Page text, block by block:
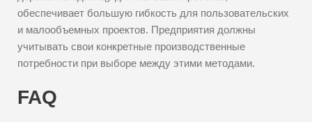
обеспечивает большую гибкость для пользовательских
и малообъемных проектов. Предприятия должны
учитывать свои конкретные производственные
потребности при выборе между этими методами.
FAQ